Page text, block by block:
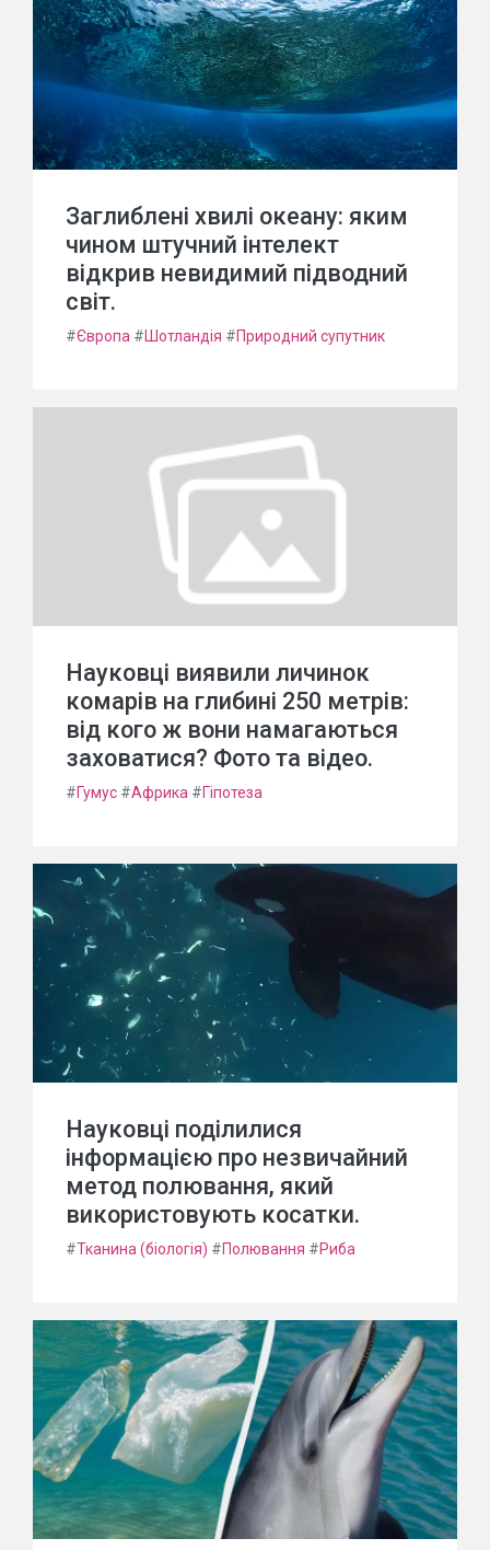
Заглиблені хвилі океану: яким
чином штучний інтелект
відкрив невидимий підводний
світ.
#Європа #Шотландія #Природний супутник
Науковці виявили личинок
комарів на глибині 250 метрів:
від кого ж вони намагаються
заховатися? Фото та відео.
#Гумус #Африка #Гіпотеза
Науковці поділилися
інформацією про незвичайний
метод полювання, який
використовують косатки.
#Тканина (біологія) #Полювання #Риба